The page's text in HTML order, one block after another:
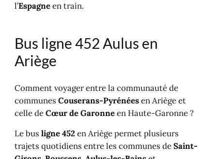
l’Espagneen train.
Bus ligne 452 Aulus en
Ariège
Comment voyager entre la communauté de
communesCouserans-Pyrénéesen Ariège et
celle deCœur de Garonneen Haute-Garonne ?
Le busligne 452en Ariège permet plusieurs
trajets quotidiens entre les communes deSaint-